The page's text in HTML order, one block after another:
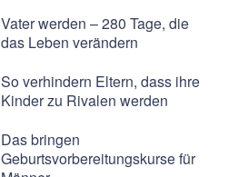
Vater werden – 280 Tage, die
das Leben verändern
So verhindern Eltern, dass ihre
Kinder zu Rivalen werden
Das bringen
Geburtsvorbereitungskurse für